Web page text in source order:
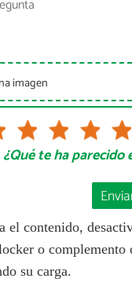
imagen
¿Qué te ha parecido
el contenido,
o complemento
su carga.